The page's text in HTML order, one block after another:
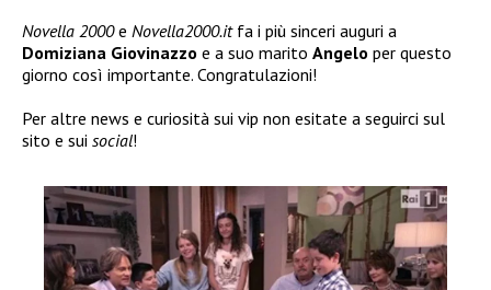
Novella 2000e Novella2000.itfa i più sinceri auguri a
Domiziana Giovinazzo e a suo marito Angelo per questo
giorno così importante. Congratulazioni!
Per altre news e curiosità sui vip non esitate a seguirci sul
sito e sui social!